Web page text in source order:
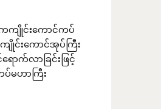
ကျိုင်းကောင်ကပ်
င်းကောင်အုပ်ကြီး
က်လာခြင်းဖြင့်
မဟာကြီး